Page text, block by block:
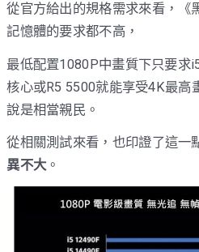
從官方給出的規格需求來看，《
記憶體的要求都不高，
最低配置1080P中畫質下只要求
核心或R5 5500就能享受4K最高
說是相當親民。
從相關測試來看，也印證了這一
異不大 。